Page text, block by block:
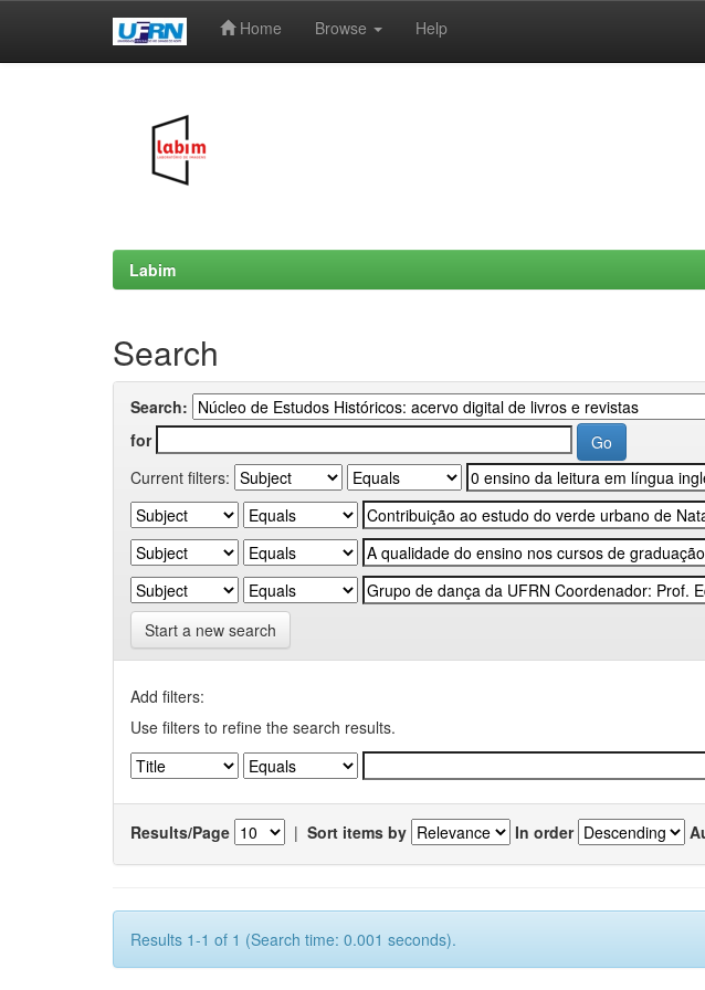
Home Browse Help
Labim
Search
Search:
for
Current filters:
Start a new search
Add filters:
Use filters to refine the search results.
Results/Page | Sort items by In order
Results 1-1 of 1 (Search time: 0.001 seconds).